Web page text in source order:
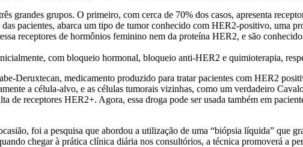
grandes grupos. O primeiro, com cerca de 70% dos casos, apresenta
pacientes, abarca um tipo de tumor conhecido com HER2-positivo, uma
receptores de hormônios feminino nem da proteína HER2, e são
com bloqueio hormonal, bloqueio anti-HER2 e quimioterapia,
Deruxtecan, medicamento produzido para tratar pacientes com HER2
a célula-alvo, e as células tumorais vizinhas, como um verdadeiro
de receptores HER2+. Agora, essa droga pode ser usada também em
foi a pesquisa que abordou a utilização de uma “biópsia líquida” que
chegar à prática clínica diária nos consultórios, a técnica promoverá a